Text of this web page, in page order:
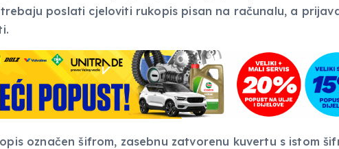
poslati cjeloviti rukopis pisan na računalu, a
označen šifrom, zasebnu zatvorenu kuvertu s istom